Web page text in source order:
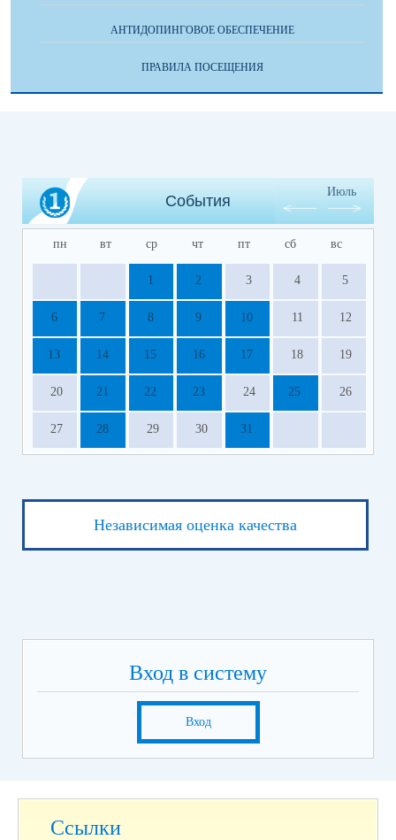
АНТИДОПИНГОВОЕ ОБЕСПЕЧЕНИЕ
ПРАВИЛА ПОСЕЩЕНИЯ
События
Июль
пн вт ср чт пт сб вс
1 2 3 4 5
6 7 8 9 10 11 12
13 14 15 16 17 18 19
20 21 22 23 24 25 26
27 28 29 30 31
Независимая оценка качества
Вход в систему
Вход
Ссылки